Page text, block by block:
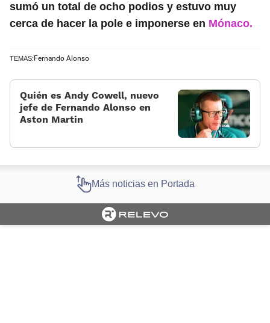
sumó un total de ocho podios y estuvo muy
cerca de hacer la pole e imponerse en Mónaco.
TEMAS: Fernando Alonso
Quién es Andy Cowell, nuevo
jefe de Fernando Alonso en
Aston Martin
Más noticias en Portada